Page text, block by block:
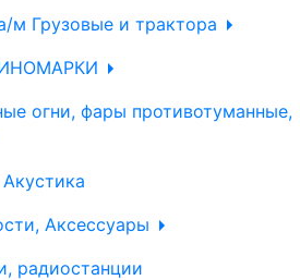
м Грузовые и трактора
ИНОМАРКИ
огни, фары противотуманные,
Аксессуары
радиостанции